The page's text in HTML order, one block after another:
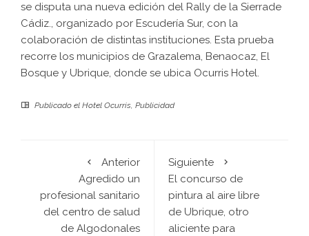
se disputa una nueva edición del Rally de la Sierrade
Cádiz., organizado por Escudería Sur, con la
colaboración de distintas instituciones. Esta prueba
recorre los municipios de Grazalema, Benaocaz, El
Bosque y Ubrique, donde se ubica Ocurris Hotel.
Publicado el Hotel Ocurris, Publicidad
Anterior
Agredido un
profesional sanitario
del centro de salud
de Algodonales
Siguiente
El concurso de
pintura al aire libre
de Ubrique, otro
aliciente para